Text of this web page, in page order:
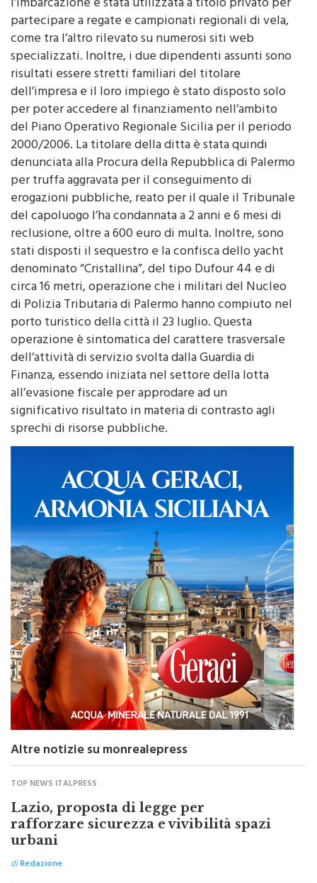
partecipare a regate e campionati regionali di vela,
come tra l’altro rilevato su numerosi siti web
specializzati. Inoltre, i due dipendenti assunti sono
risultati essere stretti familiari del titolare
dell’impresa e il loro impiego è stato disposto solo
per poter accedere al finanziamento nell’ambito
del Piano Operativo Regionale Sicilia per il periodo
2000/2006. La titolare della ditta è stata quindi
denunciata alla Procura della Repubblica di Palermo
per truffa aggravata per il conseguimento di
erogazioni pubbliche, reato per il quale il Tribunale
del capoluogo l’ha condannata a 2 anni e 6 mesi di
reclusione, oltre a 600 euro di multa. Inoltre, sono
stati disposti il sequestro e la confisca dello yacht
denominato “Cristallina”, del tipo Dufour 44 e di
circa 16 metri, operazione che i militari del Nucleo
di Polizia Tributaria di Palermo hanno compiuto nel
porto turistico della città il 23 luglio. Questa
operazione è sintomatica del carattere trasversale
dell’attività di servizio svolta dalla Guardia di
Finanza, essendo iniziata nel settore della lotta
all’evasione fiscale per approdare ad un
significativo risultato in materia di contrasto agli
sprechi di risorse pubbliche.
Altre notizie su monrealepress
TOP NEWS ITALPRESS
Lazio, proposta di legge per
rafforzare sicurezza e vivibilità spazi
urbani
diRedazione